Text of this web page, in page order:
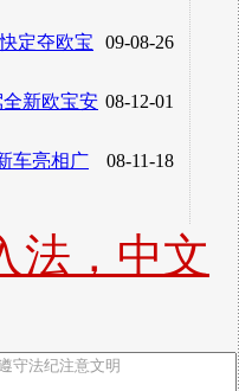
09-08-26
定夺欧宝
08-12-01
新欧宝安
08-11-18
车亮相广
法，中文